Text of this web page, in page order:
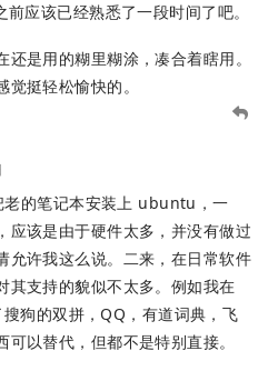
应该已经熟悉了一段时间了吧。
是用的糊里糊涂，凑合着瞎用。
挺轻松愉快的。
的笔记本安装上 ubuntu，一
应该是由于硬件太多，并没有做过
允许我这么说。二来，在日常软件
其支持的貌似不太多。例如我在
狗的双拼，QQ，有道词典，飞
以替代，但都不是特别直接。